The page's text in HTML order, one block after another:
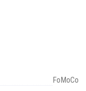
FoMoCo